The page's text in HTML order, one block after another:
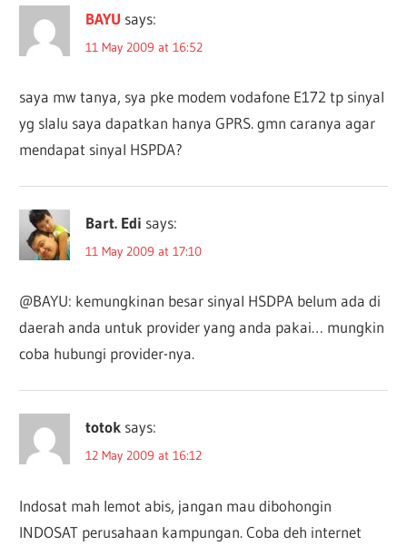
BAYU says:
11 May 2009 at 16:52
saya mw tanya, sya pke modem vodafone E172 tp sinyal
yg slalu saya dapatkan hanya GPRS. gmn caranya agar
mendapat sinyal HSPDA?
Bart. Edi says:
11 May 2009 at 17:10
@BAYU: kemungkinan besar sinyal HSDPA belum ada di
daerah anda untuk provider yang anda pakai… mungkin
coba hubungi provider-nya.
totok says:
12 May 2009 at 16:12
Indosat mah lemot abis, jangan mau dibohongin
INDOSAT perusahaan kampungan. Coba deh internet